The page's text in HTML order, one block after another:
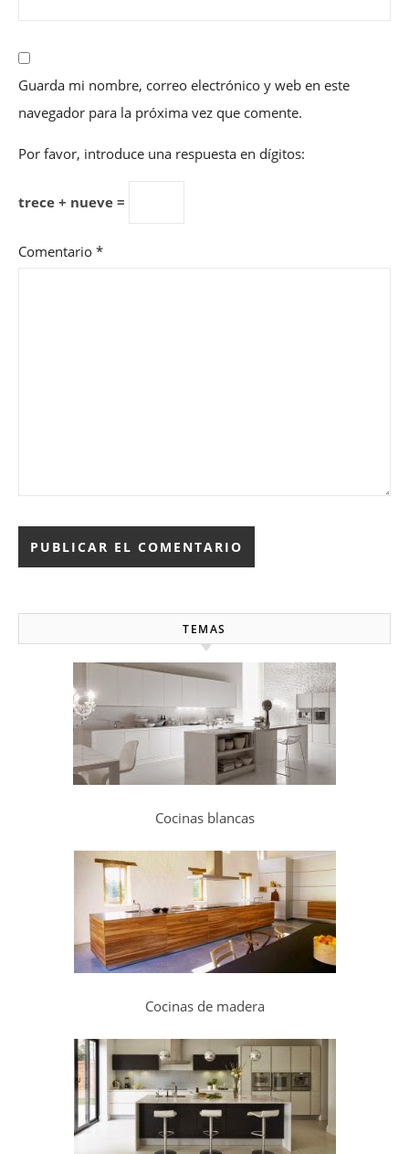
Guarda mi nombre, correo electrónico y web en este
navegador para la próxima vez que comente.
Por favor, introduce una respuesta en dígitos:
trece + nueve =
Comentario *
TEMAS
Cocinas blancas
Cocinas de madera